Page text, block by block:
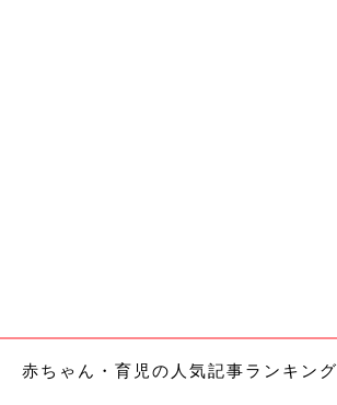
赤ちゃん・育児の人気記事ランキング